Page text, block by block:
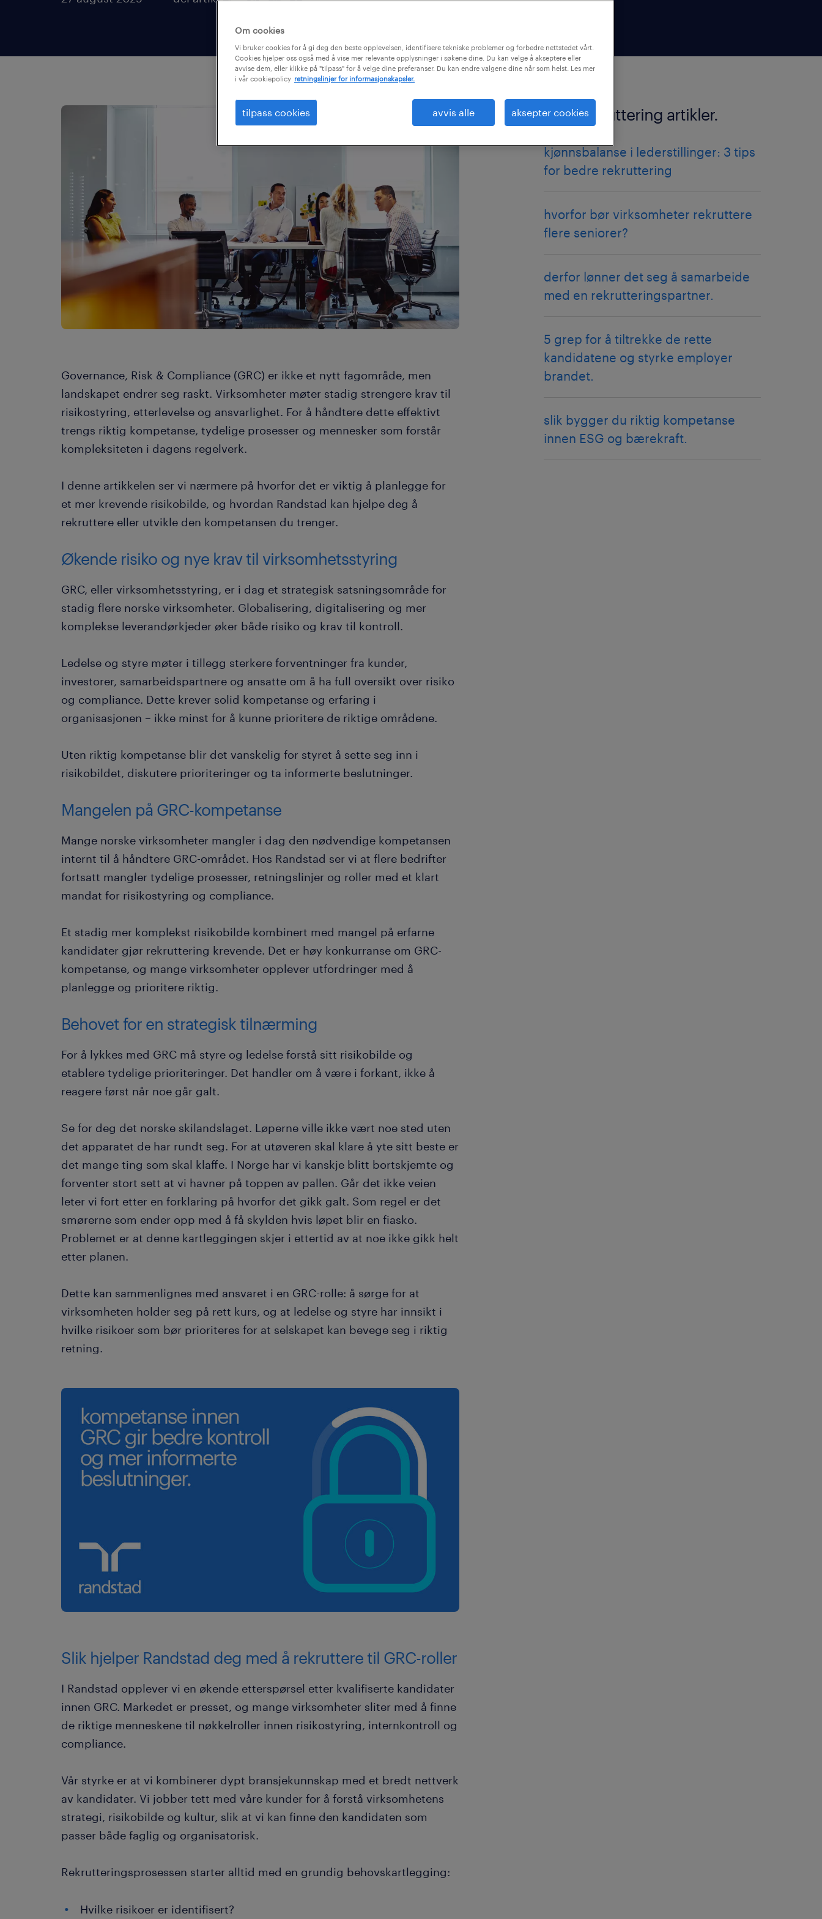
Governance, Risk & Compliance (GRC) er ikke et nytt fagområde, men
landskapet endrer seg raskt. Virksomheter møter stadig strengere krav til
risikostyring, etterlevelse og ansvarlighet. For å håndtere dette effektivt
trengs riktig kompetanse, tydelige prosesser og mennesker som forstår
kompleksiteten i dagens regelverk.
I denne artikkelen ser vi nærmere på hvorfor det er viktig å planlegge for
et mer krevende risikobilde, og hvordan Randstad kan hjelpe deg å
rekruttere eller utvikle den kompetansen du trenger.
Økende risiko og nye krav til virksomhetsstyring
GRC, eller virksomhetsstyring, er i dag et strategisk satsningsområde for
stadig flere norske virksomheter. Globalisering, digitalisering og mer
komplekse leverandørkjeder øker både risiko og krav til kontroll.
Ledelse og styre møter i tillegg sterkere forventninger fra kunder,
investorer, samarbeidspartnere og ansatte om å ha full oversikt over risiko
og compliance. Dette krever solid kompetanse og erfaring i
organisasjonen – ikke minst for å kunne prioritere de riktige områdene.
Uten riktig kompetanse blir det vanskelig for styret å sette seg inn i
risikobildet, diskutere prioriteringer og ta informerte beslutninger.
Mangelen på GRC-kompetanse
Mange norske virksomheter mangler i dag den nødvendige kompetansen
internt til å håndtere GRC-området. Hos Randstad ser vi at flere bedrifter
fortsatt mangler tydelige prosesser, retningslinjer og roller med et klart
mandat for risikostyring og compliance.
Et stadig mer komplekst risikobilde kombinert med mangel på erfarne
kandidater gjør rekruttering krevende. Det er høy konkurranse om GRC-
kompetanse, og mange virksomheter opplever utfordringer med å
planlegge og prioritere riktig.
Behovet for en strategisk tilnærming
For å lykkes med GRC må styre og ledelse forstå sitt risikobilde og
etablere tydelige prioriteringer. Det handler om å være i forkant, ikke å
reagere først når noe går galt.
Se for deg det norske skilandslaget. Løperne ville ikke vært noe sted uten
det apparatet de har rundt seg. For at utøveren skal klare å yte sitt beste er
det mange ting som skal klaffe. I Norge har vi kanskje blitt bortskjemte og
forventer stort sett at vi havner på toppen av pallen. Går det ikke veien
leter vi fort etter en forklaring på hvorfor det gikk galt. Som regel er det
smørerne som ender opp med å få skylden hvis løpet blir en fiasko.
Problemet er at denne kartleggingen skjer i ettertid av at noe ikke gikk helt
etter planen.
Dette kan sammenlignes med ansvaret i en GRC-rolle: å sørge for at
virksomheten holder seg på rett kurs, og at ledelse og styre har innsikt i
hvilke risikoer som bør prioriteres for at selskapet kan bevege seg i riktig
retning.
Slik hjelper Randstad deg med å rekruttere til GRC-roller
I Randstad opplever vi en økende etterspørsel etter kvalifiserte kandidater
innen GRC. Markedet er presset, og mange virksomheter sliter med å finne
de riktige menneskene til nøkkelroller innen risikostyring, internkontroll og
compliance.
Vår styrke er at vi kombinerer dypt bransjekunnskap med et bredt nettverk
av kandidater. Vi jobber tett med våre kunder for å forstå virksomhetens
strategi, risikobilde og kultur, slik at vi kan finne den kandidaten som
passer både faglig og organisatorisk.
Rekrutteringsprosessen starter alltid med en grundig behovskartlegging:
Hvilke risikoer er identifisert?
flere rekruttering artikler.
kjønnsbalanse i lederstillinger: 3 tips
for bedre rekruttering
hvorfor bør virksomheter rekruttere
flere seniorer?
derfor lønner det seg å samarbeide
med en rekrutteringspartner.
5 grep for å tiltrekke de rette
kandidatene og styrke employer
brandet.
slik bygger du riktig kompetanse
innen ESG og bærekraft.
Om cookies
Vi bruker cookies for å gi deg den beste opplevelsen, identifisere tekniske problemer og forbedre nettstedet vårt.
Cookies hjelper oss også med å vise mer relevante opplysninger i søkene dine. Du kan velge å akseptere eller
avvise dem, eller klikke på "tilpass" for å velge dine preferanser. Du kan endre valgene dine når som helst. Les mer
i vår cookiepolicy retningslinjer for informasjonskapsler.
tilpass cookies avvis alle aksepter cookies